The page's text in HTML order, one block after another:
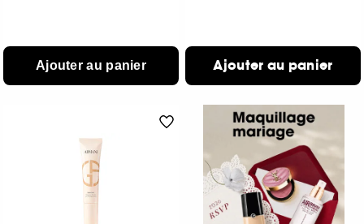
Ajouter au panier Ajouter au panier